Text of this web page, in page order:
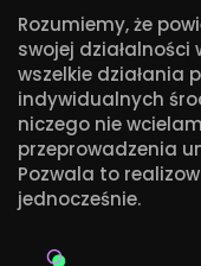
Rozumiemy, że
swojej działalności
wszelkie działania
indywidualnych
niczego nie
przeprowadzenia
Pozwala to
jednocześnie.